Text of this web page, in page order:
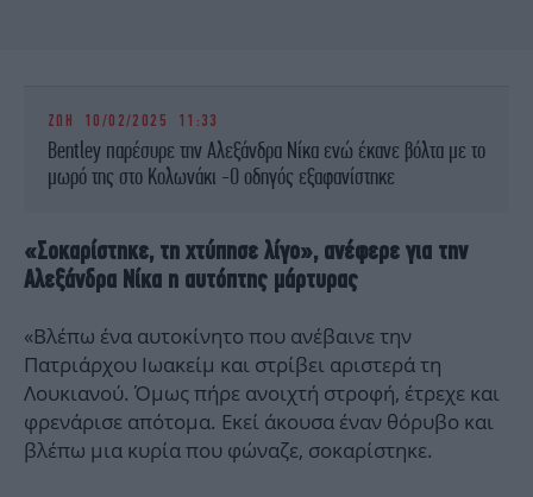
ΖΩΗ 10/02/2025 11:33
Bentley παρέσυρε την Αλεξάνδρα Νίκα ενώ έκανε βόλτα με το
μωρό της στο Κολωνάκι -Ο οδηγός εξαφανίστηκε
«Σοκαρίστηκε, τη χτύπησε λίγο», ανέφερε για την
Αλεξάνδρα Νίκα η αυτόπτης μάρτυρας
«Βλέπω ένα αυτοκίνητο που ανέβαινε την
Πατριάρχου Ιωακείμ και στρίβει αριστερά τη
Λουκιανού. Όμως πήρε ανοιχτή στροφή, έτρεχε και
φρενάρισε απότομα. Εκεί άκουσα έναν θόρυβο και
βλέπω μια κυρία που φώναζε, σοκαρίστηκε.